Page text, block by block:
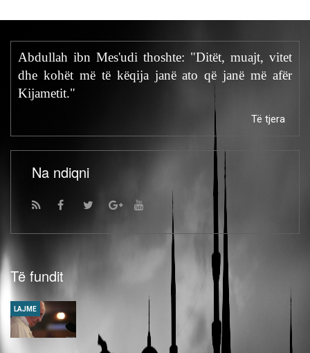
Abdullah ibn Mes'udi thoshte: "Ditët, muajt, vitet
dhe kohët më të këqija janë ato që janë më afër
Kijametit."
Të tjera
Na ndiqni
Të fundit
LAJME